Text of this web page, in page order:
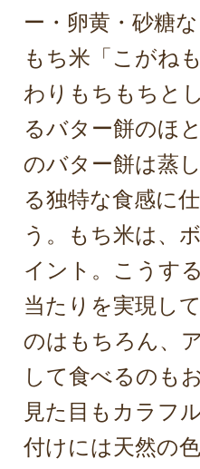
ー・卵黄・砂糖
もち米「こがね
わりもちもちと
るバター餅のほ
のバター餅は蒸
る独特な食感に
う。もち米は、
イント。こうす
当たりを実現し
のはもちろん、
して食べるのも
見た目もカラフ
付けには天然の